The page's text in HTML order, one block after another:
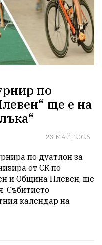
по
ще е на
23 МАЙ, 2026
по дуатлон за
от СК по
и Община Плевен, ще
Събитието
календар на